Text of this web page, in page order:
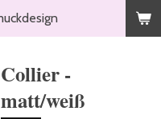
Collier -
matt/weiß